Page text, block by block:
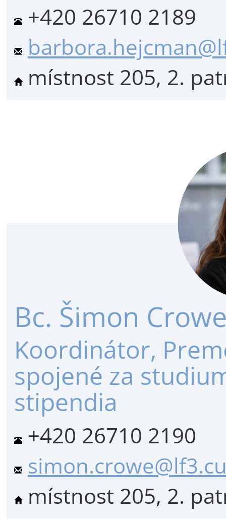
+420 26710 2189
místnost 205, 2.
Bc. Šimon
Koordinátor,
spojené za
stipendia
+420 26710 2190
místnost 205, 2.